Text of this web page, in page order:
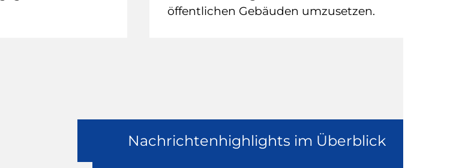
öffentlichen Gebäuden umzusetzen.
Nachrichtenhighlights im Überblick